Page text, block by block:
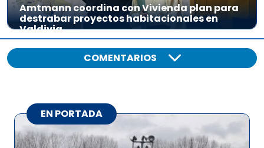
Amtmann coordina con Vivienda plan para
destrabar proyectos habitacionales en
Valdivia
COMENTARIOS
EN PORTADA